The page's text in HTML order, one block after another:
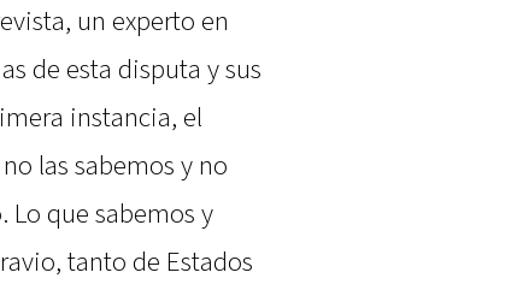
un experto en
de esta disputa y sus
instancia, el
las sabemos y no
Lo que sabemos y
tanto de Estados